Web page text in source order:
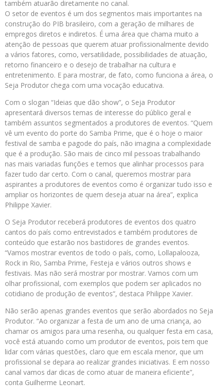
também atuarão diretamente no canal.
O setor de eventos é um dos segmentos mais importantes na
construção do PIB brasileiro, com a geração de milhares de
empregos diretos e indiretos. É uma área que chama muito a
atenção de pessoas que querem atuar profissionalmente devido
a vários fatores, como, versatilidade, possibilidades de atuação,
retorno financeiro e o desejo de trabalhar na cultura e
entretenimento. E para mostrar, de fato, como funciona a área, o
Seja Produtor chega com uma vocação educativa.
Com o slogan “Ideias que dão show”, o Seja Produtor
apresentará diversos temas de interesse do público geral e
também assuntos segmentados a produtores de eventos. “Quem
vê um evento do porte do Samba Prime, que é o hoje o maior
festival de samba e pagode do país, não imagina a complexidade
que é a produção. São mais de cinco mil pessoas trabalhando
nas mais variadas funções e temos que alinhar processos para
fazer tudo dar certo. Com o canal, queremos mostrar para
aspirantes a produtores de eventos como é organizar tudo isso e
ampliar os horizontes de quem deseja atuar na área”, explica
Philippe Xavier.
O Seja Produtor receberá produtores de eventos dos quatro
cantos do país como entrevistados e também produtores de
conteúdo que estarão nos bastidores de grandes eventos.
“Vamos mostrar eventos de todo o país, como, Lollapalooza,
Rock in Rio, Samba Prime, Festeja e vários outros shows e
festivais. Mas não será mostrar por mostrar. Vamos com um
olhar profissional, com exemplos que podem ser aplicados no
cotidiano de produção de eventos”, destaca Philippe Xavier.
Não serão apenas grandes eventos que serão abordados no Seja
Produtor. “Ao organizar a festa de um ano de uma criança, ao
chamar os amigos para uma resenha, ou qualquer festa em casa,
você está atuando como um produtor de eventos, pois tem que
lidar com várias questões, claro que em escala menor, que um
profissional se depara ao realizar grandes iniciativas. E em nosso
canal vamos dar dicas de como atuar de maneira eficiente”,
conta Guilherme Leonart.